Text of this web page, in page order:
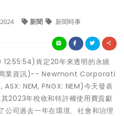
新聞 新聞時事
肯定20年來透明的永續
業資訊)-- Newmont Corporati
NEM, PNGX: NEM)今天發表
2023年稅收和特許權使用費貢獻
公司過去一年在環境、社會和治理